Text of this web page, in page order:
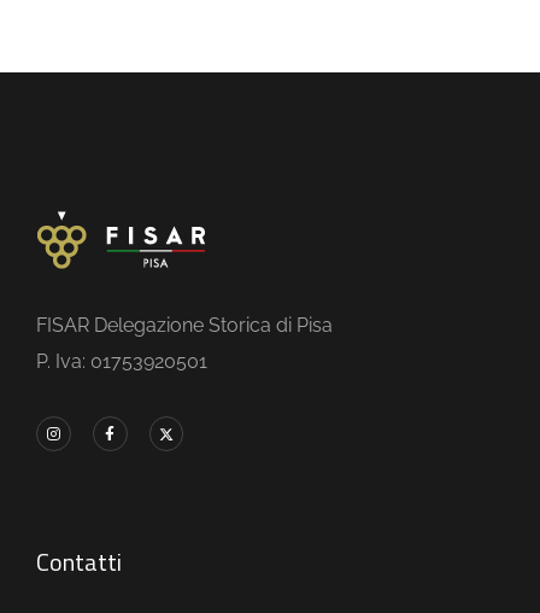
FISAR Delegazione Storica di Pisa
P. Iva: 01753920501
Contatti